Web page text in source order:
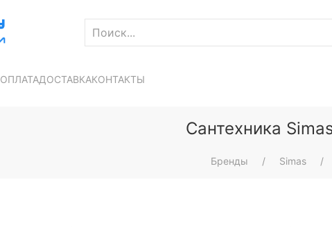
ОПЛАТАДОСТАВКАКОНТАКТЫ
Сантехника
Бренды Simas